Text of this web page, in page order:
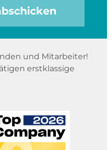
und Mitarbeiter!
erstklassige